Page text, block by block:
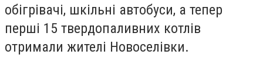
обігрівачі, шкільні автобуси, а тепер
перші 15 твердопаливних котлів
отримали жителі Новоселівки.